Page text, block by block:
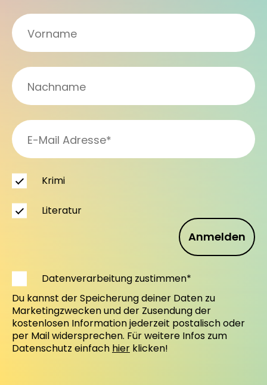
Anmelden
Krimi
Literatur
Datenverarbeitung zustimmen*
Du kannst der Speicherung deiner Daten zu
Marketingzwecken und der Zusendung der
kostenlosen Information jederzeit postalisch oder
per Mail widersprechen. Für weitere Infos zum
Datenschutz einfach hier klicken!